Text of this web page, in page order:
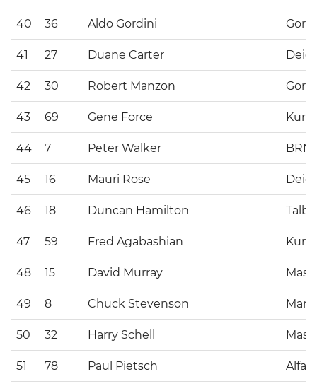
40 36 Aldo Gordini
41 27 Duane Carter Deidt
42 30 Robert Manzon
43 69 Gene Force
44 7 Peter Walker BRM
45 16 Mauri Rose Deidt
46 18 Duncan Hamilton
47 59 Fred Agabashian
48 15 David Murray
49 8 Chuck Stevenson
50 32 Harry Schell
51 78 Paul Pietsch Alfa